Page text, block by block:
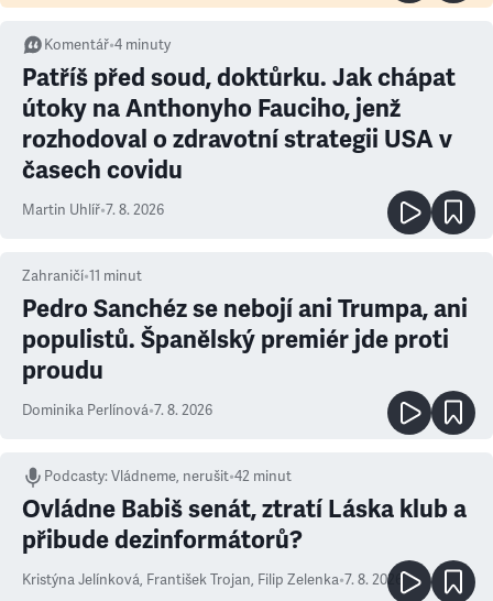
Komentář•4 minuty
Patříš před soud, doktůrku. Jak chápat
útoky na Anthonyho Fauciho, jenž
rozhodoval o zdravotní strategii USA v
časech covidu
Martin Uhlíř•7. 8. 2026
Zahraničí•11 minut
Pedro Sanchéz se nebojí ani Trumpa, ani
populistů. Španělský premiér jde proti
proudu
Dominika Perlínová•7. 8. 2026
Podcasty:Vládneme, nerušit•42 minut
Ovládne Babiš senát, ztratí Láska klub a
přibude dezinformátorů?
Kristýna Jelínková, František Trojan, Filip Zelenka•7. 8. 2026